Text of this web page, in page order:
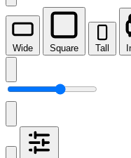
Wide Square Tall